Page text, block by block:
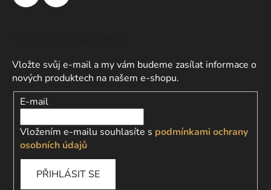
Vložte svůj e-mail a my vám budeme zasílat informace o
nových produktech na našem e-shopu.
E-mail
Vložením e-mailu souhlasíte s podmínkami ochrany
osobních údajů
PŘIHLÁSIT SE